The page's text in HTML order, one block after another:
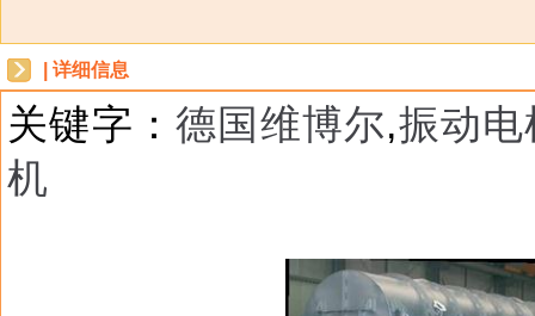
| 详细信息
关键字：德国维博尔,振动电
机